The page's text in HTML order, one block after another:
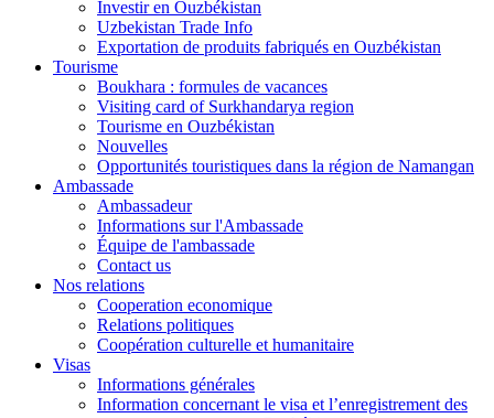
Investir en Ouzbékistan
Uzbekistan Trade Info
Exportation de produits fabriqués en Ouzbékistan
Tourisme
Boukhara : formules de vacances
Visiting card of Surkhandarya region
Tourisme en Ouzbékistan
Nouvelles
Opportunités touristiques dans la région de Namangan
Ambassade
Ambassadeur
Informations sur l'Ambassade
Équipe de l'ambassade
Contact us
Nos relations
Cooperation economique
Relations politiques
Coopération culturelle et humanitaire
Visas
Informations générales
Information concernant le visa et l’enregistrement des